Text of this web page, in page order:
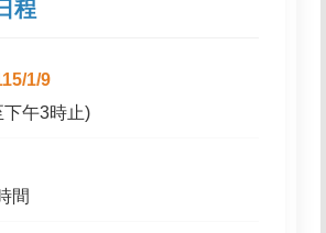
程
1/9
午3時止)
間